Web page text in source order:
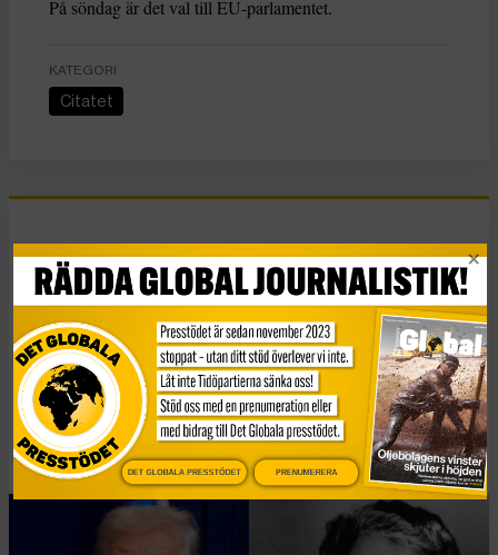
På söndag är det val till EU-parlamentet.
KATEGORI
Citatet
Essä
Vad Hanna Arendt kan
lära oss om
högerextrem populism
Publicerad 2 januari, 2026 6 min lästid
DET GLOBALA PRESSTÖDET PRENUMERERA